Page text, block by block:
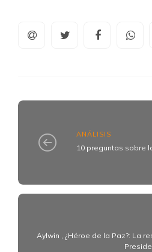
ANÁLISIS
10 preguntas sobre
Aylwin , ¿Héroe de la Paz?: La